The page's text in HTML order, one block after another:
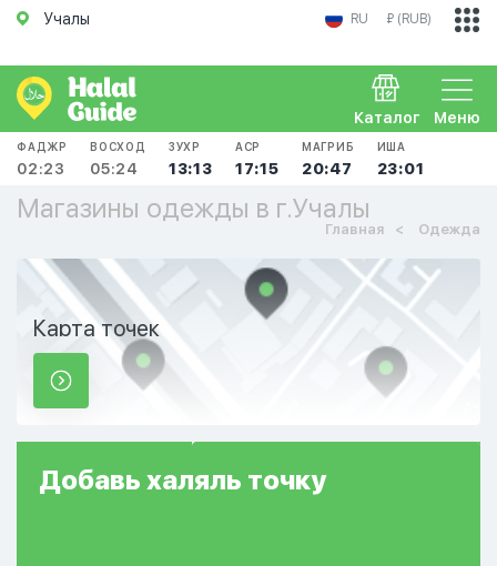
Учалы RU ₽ (RUB)
Меню
Каталог
ФАДЖР
02:23
ВОСХОД
05:24
ЗУХР
13:13
АСР
17:15
МАГРИБ
20:47
ИША
23:01
Магазины одежды в г.Учалы
Главная Одежда
Карта точек
Добавь халяль точку